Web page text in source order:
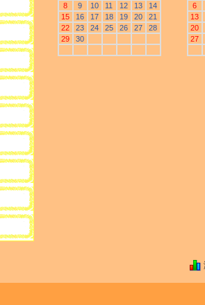
8
9 10 11 12 13
14
15
16 17 18 19 20
21
22
23 24 25 26 27
28
29
30
6
13
20
27